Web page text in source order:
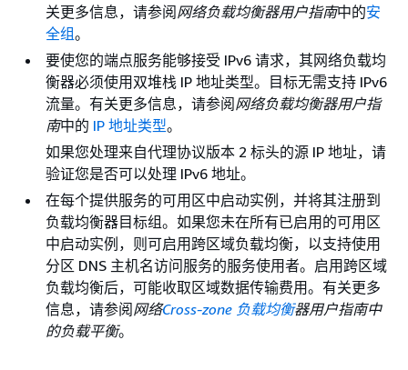
关更多信息，请参阅网络负载均衡器用户指南中的安
全组。
要使您的端点服务能够接受 IPv6 请求，其网络负载均
衡器必须使用双堆栈 IP 地址类型。目标无需支持 IPv6
流量。有关更多信息，请参阅网络负载均衡器用户指
南中的 IP 地址类型。
如果您处理来自代理协议版本 2 标头的源 IP 地址，请
验证您是否可以处理 IPv6 地址。
在每个提供服务的可用区中启动实例，并将其注册到
负载均衡器目标组。如果您未在所有已启用的可用区
中启动实例，则可启用跨区域负载均衡，以支持使用
分区 DNS 主机名访问服务的服务使用者。启用跨区域
负载均衡后，可能收取区域数据传输费用。有关更多
信息，请参阅网络Cross-zone 负载均衡器用户指南中
的负载平衡。